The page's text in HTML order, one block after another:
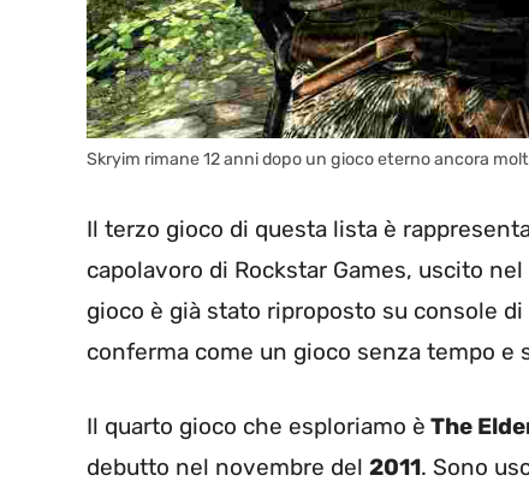
Skryim rimane 12 anni dopo un gioco eterno ancora
Il terzo gioco di questa lista è
capolavoro di Rockstar Games, uscito
gioco è già stato riproposto su console
conferma come un gioco senza tempo e
Il quarto gioco che esploriamo è The
debutto nel novembre del 2011. Sono